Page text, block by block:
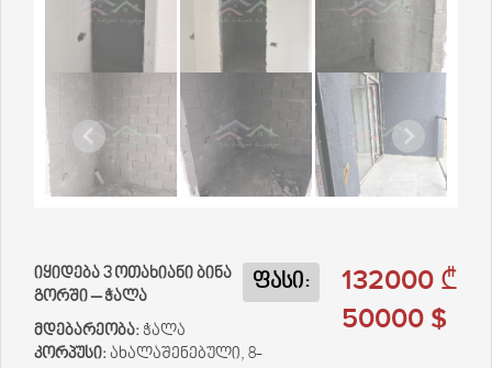
132000 ₾
50000 $
ფასი:
იყიდება 3 ოთახიანი ბინა
გორში – ჭალა
მდებარეობა: ჭალა
კორპუსი: ახალაშენებული, 8-